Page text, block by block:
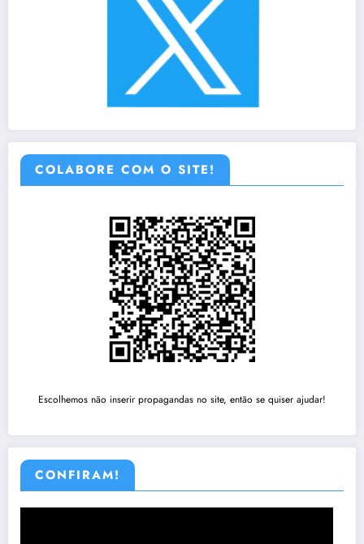
COLABORE COM O SITE!
Escolhemos não inserir propagandas no site, então se quiser ajudar!
CONFIRAM!